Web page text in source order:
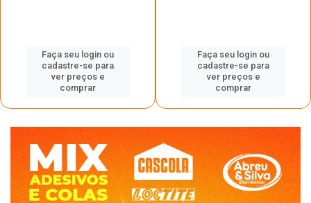
Faça seu login ou
cadastre-se para
ver preços e
comprar
Faça seu login ou
cadastre-se para
ver preços e
comprar